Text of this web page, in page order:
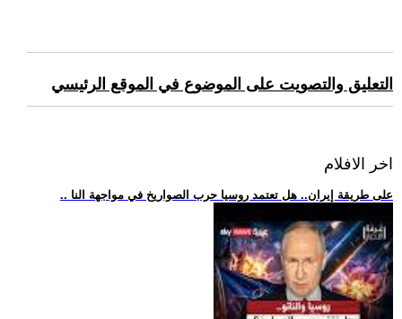
التعليق والتصويت على الموضوع في الموقع الرئيسي
اخر الافلام
.. على طريقة إيران.. هل تعتمد روسيا حرب الصواريخ في مواجهة النا